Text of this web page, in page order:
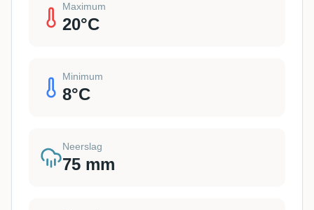
Maximum
20°C
Minimum
8°C
Neerslag
75 mm